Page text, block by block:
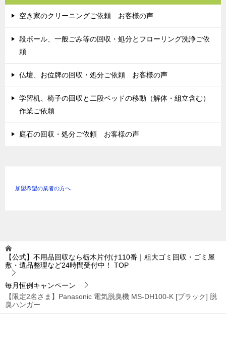
空き家のクリーニングご依頼 お客様の声
段ボール、一般ごみ等の回収・処分とフローリング洗浄ご依
頼
仏壇、お位牌の回収・処分ご依頼 お客様の声
学習机、椅子の回収と二段ベッドの移動（解体・組立含む）
作業ご依頼
庭石の回収・処分ご依頼 お客様の声
加盟希望の業者の方へ
【公式】不用品回収なら栃木片付け110番｜粗大ゴミ回収・ゴミ屋
敷・遺品整理など24時間受付中！
TOP
毎月恒例キャンペーン
【限定2名さま】Panasonic 電気脱臭機 MS-DH100-K [ブラック] 脱
臭ハンガー